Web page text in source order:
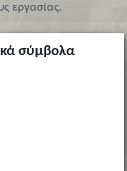
εργασίας.
σύμβολα